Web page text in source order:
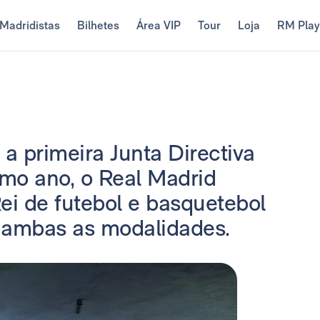
Madridistas Bilhetes Área VIP Tour Loja RM Play
primeira Junta Directiva
ano, o Real Madrid
de futebol e basquetebol
as modalidades.